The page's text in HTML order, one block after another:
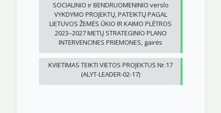
SOCIALINIO ir BENDRUOMENINIO verslo
VYKDYMO PROJEKTŲ, PATEIKTŲ PAGAL
LIETUVOS ŽEMĖS ŪKIO IR KAIMO PLĖTROS
2023–2027 METŲ STRATEGINIO PLANO
INTERVENCINES PRIEMONES, gairės
KVIETIMAS TEIKTI VIETOS PROJEKTUS Nr.17
(ALYT-LEADER-02-17)